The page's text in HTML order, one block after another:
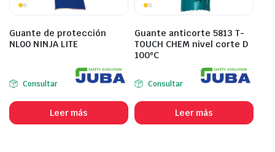
Guante de protección
NL00 NINJA LITE
Consultar
Leer más
Guante anticorte 5813 T-
TOUCH CHEM nivel corte D
100ºC
Consultar
Leer más